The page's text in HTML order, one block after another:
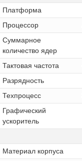
Платформа
Процессор
Суммарное
количество ядер
Тактовая частота
Разрядность
Техпроцесс
Графический
ускоритель
Материал корпуса